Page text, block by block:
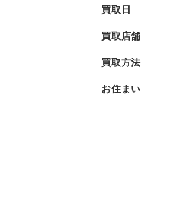
買取日
買取店舗
買取方法
お住まい